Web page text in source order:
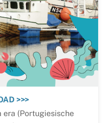
>>>
era (Portugiesische